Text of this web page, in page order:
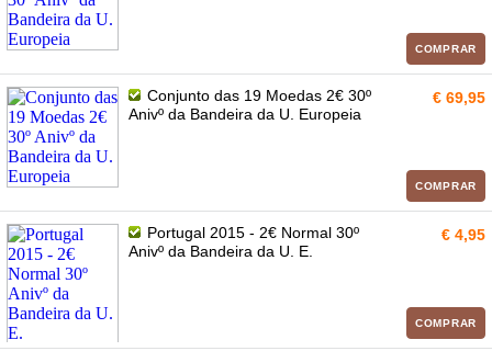
COMPRAR
Conjunto das 19 Moedas 2€ 30º
Anivº da Bandeira da U. Europeia
€ 69,95
COMPRAR
Portugal 2015 - 2€ Normal 30º
Anivº da Bandeira da U. E.
€ 4,95
COMPRAR